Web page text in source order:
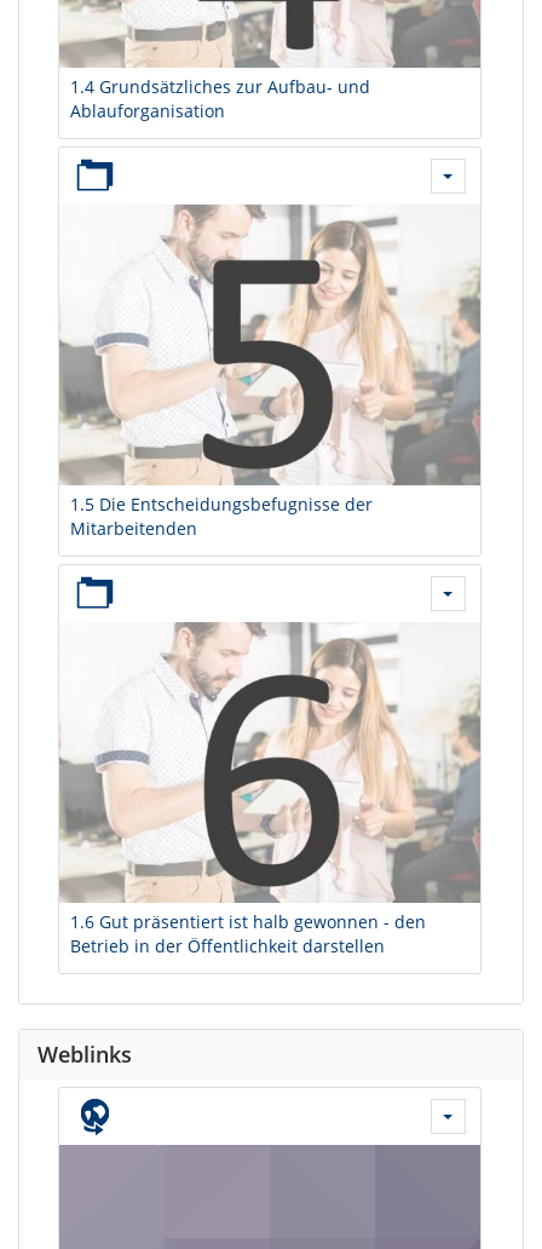
1.4 Grundsätzliches zur Aufbau- und
Ablauforganisation
1.5 Die Entscheidungsbefugnisse der
Mitarbeitenden
1.6 Gut präsentiert ist halb gewonnen - den
Betrieb in der Öffentlichkeit darstellen
Weblinks